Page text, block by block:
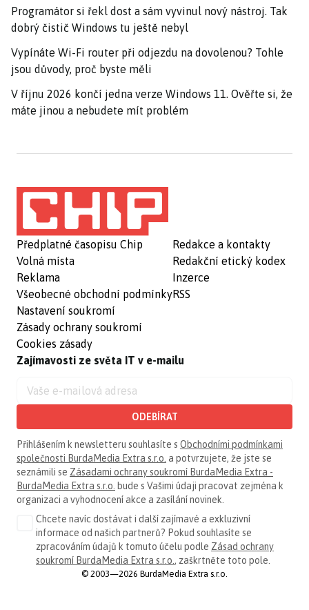
Programátor si řekl dost a sám vyvinul nový nástroj. Tak
dobrý čistič Windows tu ještě nebyl
Vypínáte Wi-Fi router při odjezdu na dovolenou? Tohle
jsou důvody, proč byste měli
V říjnu 2026 končí jedna verze Windows 11. Ověřte si, že
máte jinou a nebudete mít problém
Předplatné časopisu Chip
Volná místa
Reklama
Všeobecné obchodní podmínky
Nastavení soukromí
Zásady ochrany soukromí
Cookies zásady
Redakce a kontakty
Redakční etický kodex
Inzerce
RSS
Zajímavosti ze světa IT v e-mailu
ODEBÍRAT
Přihlášením k newsletteru souhlasíte s Obchodními podmínkami
společnosti BurdaMedia Extra s.r.o. a potvrzujete, že jste se
seznámili se Zásadami ochrany soukromí BurdaMedia Extra -
BurdaMedia Extra s.r.o. bude s Vašimi údaji pracovat zejména k
organizaci a vyhodnocení akce a zasílání novinek.
Chcete navíc dostávat i další zajímavé a exkluzivní
informace od našich partnerů? Pokud souhlasíte se
zpracováním údajů k tomuto účelu podle Zásad ochrany
soukromí BurdaMedia Extra s.r.o. , zaškrtněte toto pole.
© 2003—2026 BurdaMedia Extra s.r.o.